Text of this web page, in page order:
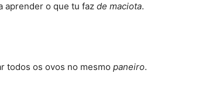
aprender o que tu faz de maciota.
todos os ovos no mesmo paneiro.